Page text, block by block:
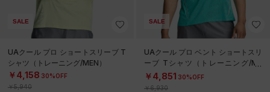
SALE
UAクール プロ ショートスリーブ T
シャツ（トレーニング/MEN）
￥4,158 30%OFF
￥5,940
SALE
UAクール プロ ベント ショートスリ
ーブ Tシャツ（トレーニング/ME
N）
￥4,851 30%OFF
￥6,930